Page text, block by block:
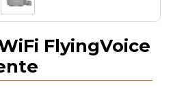
FlyingVoice